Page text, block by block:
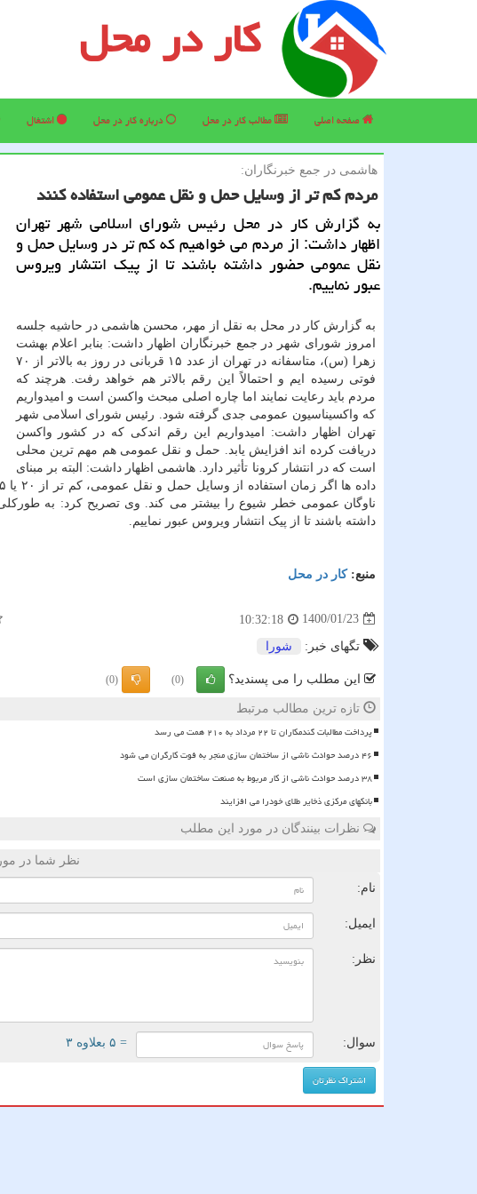
کار در محل
صفحه اصلی مطالب كار در محل درباره كار در محل اشتغال
هاشمی در جمع خبرنگاران:
مردم كم تر از وسایل حمل و نقل عمومی استفاده كنند
به گزارش کار در محل رئیس شورای اسلامی شهر تهران
اظهار داشت: از مردم می خواهیم که کم تر در وسایل حمل و
نقل عمومی حضور داشته باشند تا از پیک انتشار ویروس
عبور نماییم.
به گزارش کار در محل به نقل از مهر، محسن هاشمی در حاشیه جلسه
امروز شورای شهر در جمع خبرنگاران اظهار داشت: بنابر اعلام بهشت
زهرا (س)، متاسفانه در تهران از عدد ۱۵ قربانی در روز به بالاتر از ۷۰
فوتی رسیده ایم و احتمالاً این رقم بالاتر هم خواهد رفت. هرچند که
مردم باید رعایت نمایند اما چاره اصلی مبحث واکسن است و امیدواریم
که واکسیناسیون عمومی جدی گرفته شود. رئیس شورای اسلامی شهر
تهران اظهار داشت: امیدواریم این رقم اندکی که در کشور واکسن
دریافت کرده اند افزایش یابد. حمل و نقل عمومی هم مهم ترین محلی
است که در انتشار کرونا تأثیر دارد. هاشمی اظهار داشت: البته بر مبنای
ناوگان عمومی خطر شیوع را بیشتر می کند. وی تصریح کرد: به
داشته باشند تا از پیک انتشار ویروس عبور نماییم.
منبع:كار در محل
1400/01/23
10:32:18
تگهای خبر: شورا
این مطلب را می پسندید؟ (0)
(0)
تازه ترین مطالب مرتبط
پرداخت مطالبات گندمکاران تا ۲۲ مرداد به ۲۱۰ همت می رسد
۴۶ درصد حوادث ناشی از ساختمان سازی منجر به فوت کارگران می شود
۳۸ درصد حوادث ناشی از کار مربوط به صنعت ساختمان سازی است
بانکهای مرکزی ذخایر طلای خودرا می افزایند
نظرات بینندگان در مورد این مطلب
نظر شما در
نام:
ایمیل:
نظر:
سوال: = ۵ بعلاوه ۳